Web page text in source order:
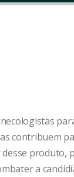
contribuem
desse produto,
a